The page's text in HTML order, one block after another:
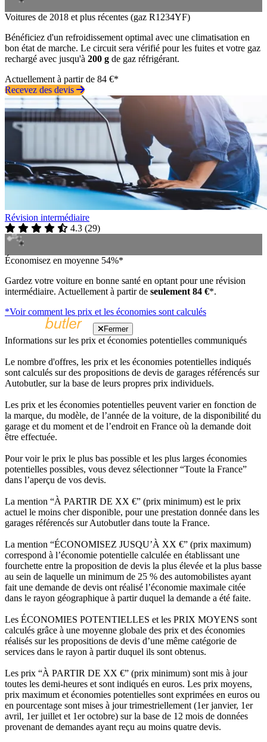
Voitures de 2018 et plus récentes (gaz R1234YF)
Bénéficiez d'un refroidissement optimal avec une climatisation en
bon état de marche. Le circuit sera vérifié pour les fuites et votre gaz
rechargé avec jusqu'à 200 g de gaz réfrigérant.
Actuellement à partir de 84 €*
Recevez des devis
Révision intermédiaire
4.3 (29)
Économisez en moyenne 54%*
Gardez votre voiture en bonne santé en optant pour une révision
intermédiaire. Actuellement à partir de seulement 84 €*.
*Voir comment les prix et les économies sont calculés
Fermer
Informations sur les prix et économies potentielles communiqués
Le nombre d'offres, les prix et les économies potentielles indiqués
sont calculés sur des propositions de devis de garages référencés sur
Autobutler, sur la base de leurs propres prix individuels.
Les prix et les économies potentielles peuvent varier en fonction de
la marque, du modèle, de l’année de la voiture, de la disponibilité du
garage et du moment et de l’endroit en France où la demande doit
être effectuée.
Pour voir le prix le plus bas possible et les plus larges économies
potentielles possibles, vous devez sélectionner “Toute la France”
dans l’aperçu de vos devis.
La mention “À PARTIR DE XX €” (prix minimum) est le prix
actuel le moins cher disponible, pour une prestation donnée dans les
garages référencés sur Autobutler dans toute la France.
La mention “ÉCONOMISEZ JUSQU’À XX €” (prix maximum)
correspond à l’économie potentielle calculée en établissant une
fourchette entre la proposition de devis la plus élevée et la plus basse
au sein de laquelle un minimum de 25 % des automobilistes ayant
fait une demande de devis ont réalisé l’économie maximale citée
dans le rayon géographique à partir duquel la demande a été faite.
Les ÉCONOMIES POTENTIELLES et les PRIX MOYENS sont
calculés grâce à une moyenne globale des prix et des économies
réalisés sur les propositions de devis d’une même catégorie de
services dans le rayon à partir duquel ils sont obtenus.
Les prix “À PARTIR DE XX €” (prix minimum) sont mis à jour
toutes les demi-heures et sont indiqués en euros. Les prix moyens,
prix maximum et économies potentielles sont exprimées en euros ou
en pourcentage sont mises à jour trimestriellement (1er janvier, 1er
avril, 1er juillet et 1er octobre) sur la base de 12 mois de données
provenant de demandes ayant reçu au moins quatre devis.